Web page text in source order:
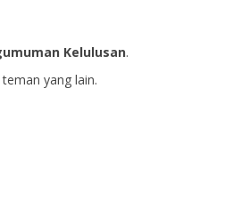
Kelulusan.
yang lain.